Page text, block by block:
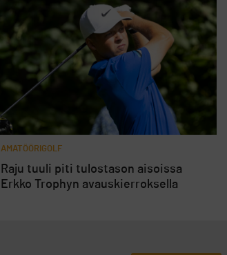
AMATÖÖRIGOLF
Raju tuuli piti tulostason aisoissa
Erkko Trophyn avauskierroksella